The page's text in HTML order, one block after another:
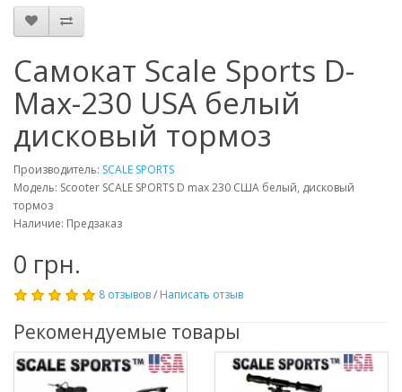
Самокат Scale Sports D-
Max-230 USA белый
дисковый тормоз
Производитель: SCALE SPORTS
Модель: Scooter SCALE SPORTS D max 230 США белый, дисковый
тормоз
Наличие: Предзаказ
0 грн.
8 отзывов/ Написать отзыв
Рекомендуемые товары